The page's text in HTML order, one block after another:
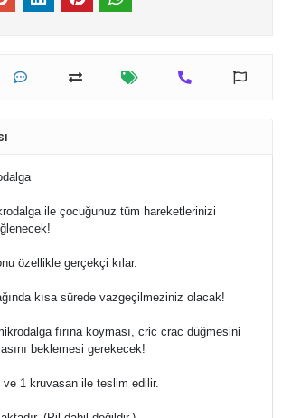
ile çocuğunuz tüm hareketlerinizi
özellikle gerçekçi kılar.
kısa sürede vazgeçilmeziniz olacak!
fırına koyması, cric crac düğmesini
beklemesi gerekecek!
ve 1 kruvasan ile teslim edilir.